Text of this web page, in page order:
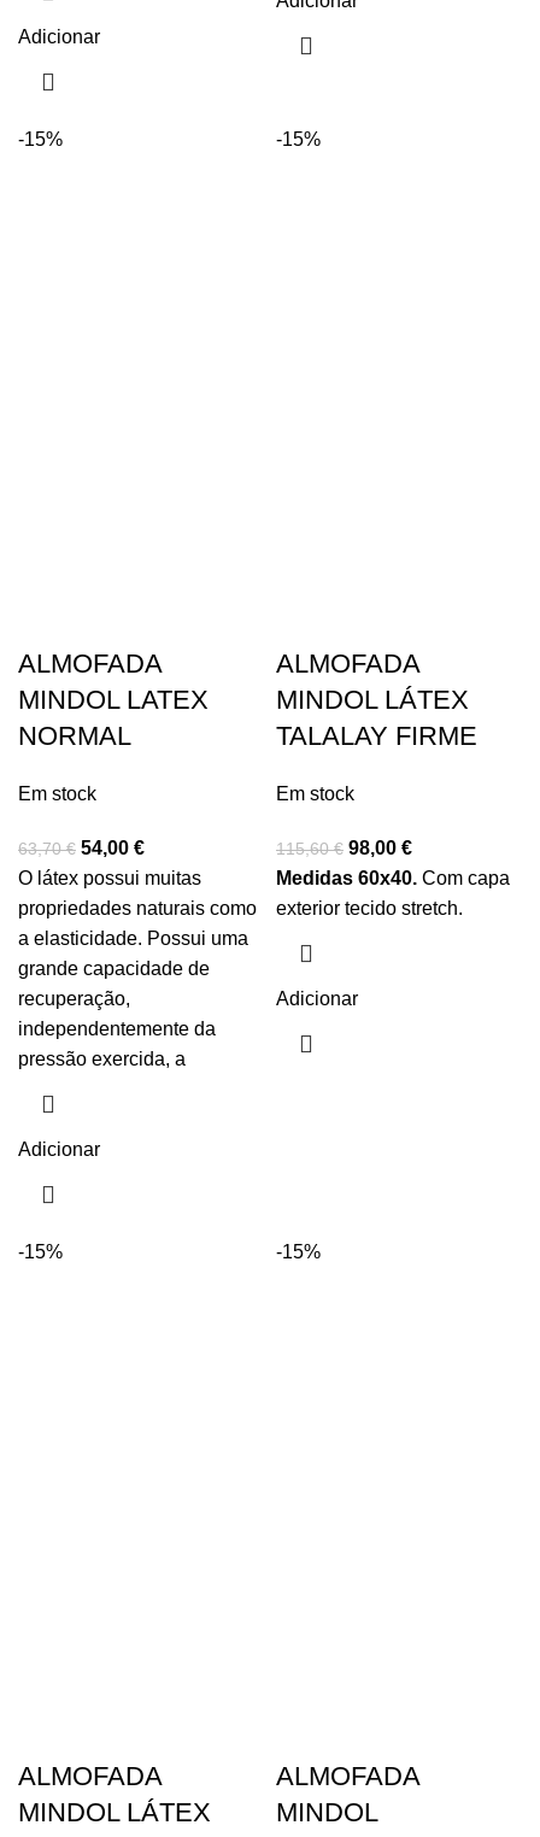
Adicionar
-15%
ALMOFADA
MINDOL LATEX
NORMAL
Em stock
63,70€ 54,00 €
O látex possui muitas
propriedades naturais como
a elasticidade. Possui uma
grande capacidade de
recuperação,
independentemente da
pressão exercida, a
Adicionar
-15%
ALMOFADA
MINDOL LÁTEX
TALALAY FIRME
Em stock
115,60€ 98,00 €
Medidas 60x40. Com capa
exterior tecido stretch.
Adicionar
-15%
ALMOFADA
MINDOL LÁTEX
-15%
ALMOFADA
MINDOL